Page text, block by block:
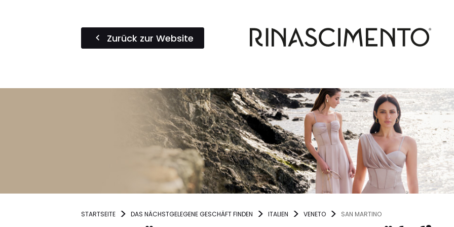
Zurück zur Website
STARTSEITE DAS NÄCHSTGELEGENE GESCHÄFT FINDEN ITALIEN VENETO SAN MARTINO